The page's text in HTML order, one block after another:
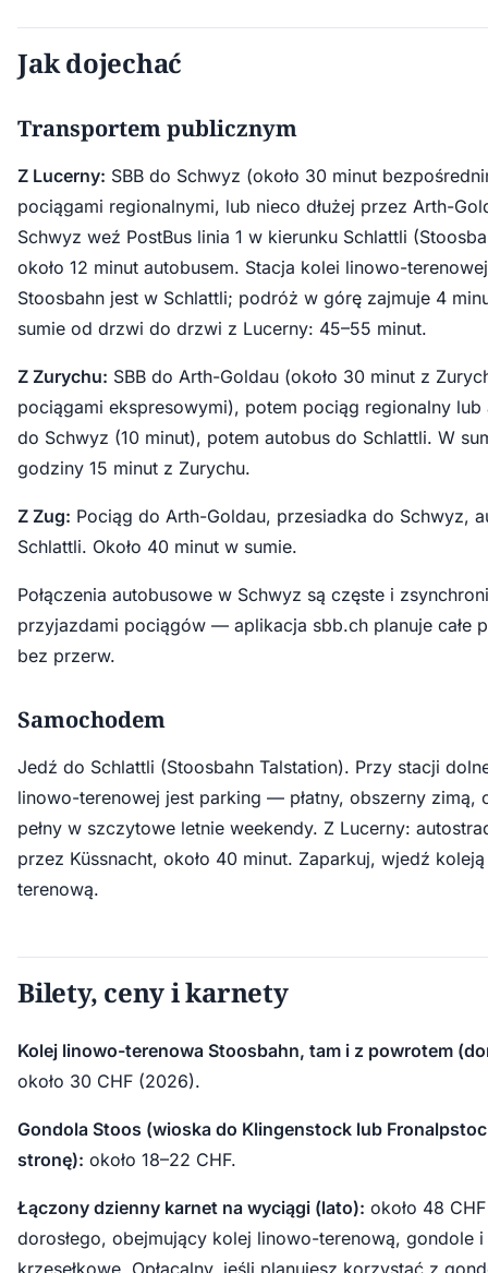
Jak dojechać
Transportem publicznym
Z Lucerny: SBB do Schwyz (około 30 minut
pociągami regionalnymi, lub nieco dłużej przez Arth-
Schwyz weź PostBus linia 1 w kierunku Schlattli
około 12 minut autobusem. Stacja kolei linowo-terenowej
Stoosbahn jest w Schlattli; podróż w górę zajmuje 4
sumie od drzwi do drzwi z Lucerny: 45–55 minut.
Z Zurychu: SBB do Arth-Goldau (około 30 minut z
pociągami ekspresowymi), potem pociąg regionalny lub
do Schwyz (10 minut), potem autobus do Schlattli. W
godziny 15 minut z Zurychu.
Z Zug: Pociąg do Arth-Goldau, przesiadka do Schwyz,
Schlattli. Około 40 minut w sumie.
Połączenia autobusowe w Schwyz są częste i
przyjazdami pociągów — aplikacja sbb.ch planuje całe
bez przerw.
Samochodem
Jedź do Schlattli (Stoosbahn Talstation). Przy stacji
linowo-terenowej jest parking — płatny, obszerny zimą,
pełny w szczytowe letnie weekendy. Z Lucerny:
przez Küssnacht, około 40 minut. Zaparkuj, wjedź
terenową.
Bilety, ceny i karnety
Kolej linowo-terenowa Stoosbahn, tam i z powrotem
około 30 CHF (2026).
Gondola Stoos (wioska do Klingenstock lub
stronę): około 18–22 CHF.
Łączony dzienny karnet na wyciągi (lato): około 48
dorosłego, obejmujący kolej linowo-terenową, gondole
krzesełkowe. Opłacalny, jeśli planujesz korzystać z